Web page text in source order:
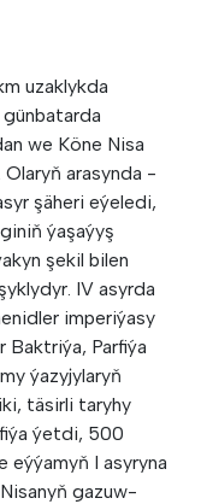
uzaklykda
we Köne Nisa
arasynda -
şäheri eýeledi,
ýaşaýyş
şekil bilen
IV asyrda
imperiýasy
Baktriýa, Parfiýa
ýazyjylaryň
täsirli taryhy
ýetdi, 500
eýýamyň I asyryna
gazuw-